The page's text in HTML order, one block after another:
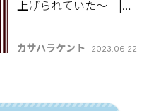
上げられていた～ |
書けばいいんです
カサハラケント 2023.06.22